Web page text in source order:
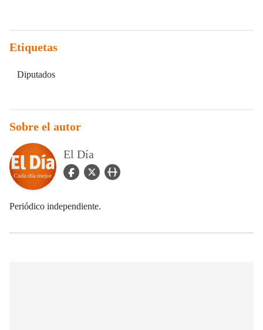
Etiquetas
Diputados
Sobre el autor
El Día
facebook Icon
twitter Iconuser_url Icon
Periódico independiente.